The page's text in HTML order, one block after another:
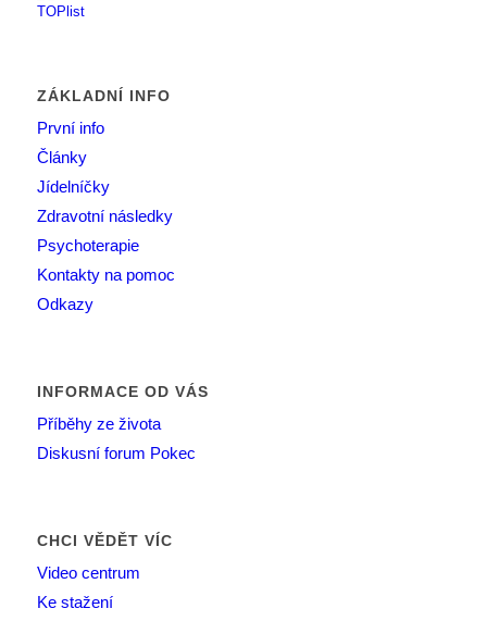
ZÁKLADNÍ INFO
První info
Články
Jídelníčky
Zdravotní následky
Psychoterapie
Kontakty na pomoc
Odkazy
INFORMACE OD VÁS
Příběhy ze života
Diskusní forum Pokec
CHCI VĚDĚT VÍC
Video centrum
Ke stažení